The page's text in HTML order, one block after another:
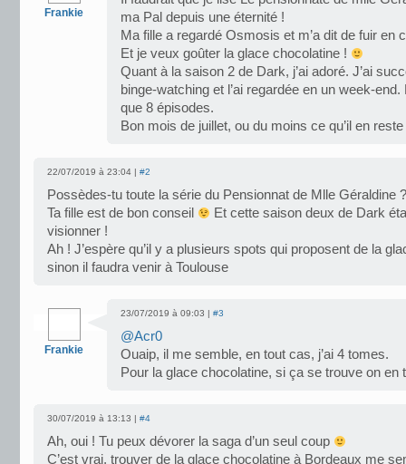
Frankie
ma Pal depuis une éternité !
Ma fille a regardé Osmosis et m’a dit de fuir en
Et je veux goûter la glace chocolatine !
Quant à la saison 2 de Dark, j’ai adoré. J’ai
binge-watching et l’ai regardée en un week-
que 8 épisodes.
Bon mois de juillet, ou du moins ce qu’il en reste
22/07/2019 à 23:04 | #2
Possèdes-tu toute la série du Pensionnat de Mlle Géraldine ?
Ta fille est de bon conseil
Et cette saison deux de Dark
visionner !
Ah ! J’espère qu’il y a plusieurs spots qui proposent de la
sinon il faudra venir à Toulouse
Frankie
23/07/2019 à 09:03 | #3
@Acr0
Ouaip, il me semble, en tout cas, j’ai 4 tomes.
Pour la glace chocolatine, si ça se trouve on
30/07/2019 à 13:13 | #4
Ah, oui ! Tu peux dévorer la saga d’un seul coup
C’est vrai, trouver de la glace chocolatine à Bordeaux me